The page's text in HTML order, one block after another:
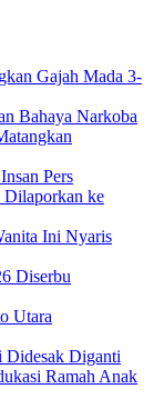
Gajah Mada 3-
Bahaya Narkoba
Pers
ke
Ini Nyaris
Diserbu
Utara
Didesak Diganti
Ramah Anak